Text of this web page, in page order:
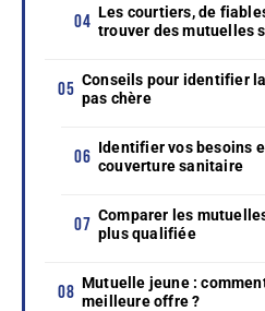
Les courtiers, de
trouver des mutuelles
Conseils pour identifier
pas chère
Identifier vos besoins
couverture sanitaire
Comparer les
plus qualifiée
Mutuelle jeune :
meilleure offre ?